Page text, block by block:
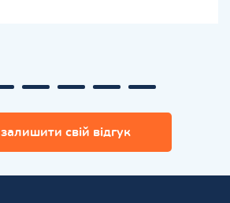
залишити свій відгук